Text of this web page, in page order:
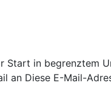
in begrenztem
an Diese E-Mail-